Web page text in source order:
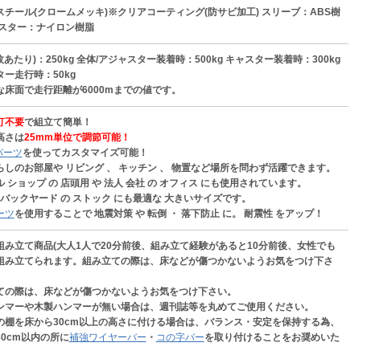
チール(クロームメッキ)※クリアコーティング(防サビ加工) スリーブ：ABS樹
ター：ナイロン樹脂
あたり)：250kg 全体/アジャスター装着時：500kg キャスター装着時：300kg
ー走行時：50kg
面で走行距離が6000mまでの値です。
不要で組立て簡単！
さは25mm単位で調節可能！
ーツを使ってカスタマイズ可能！
しのお部屋や リビング 、 キッチン 、 物置など場所を問わず活躍できます。
ショップ の 店頭用 や 法人 会社 の オフィス にも使用されています。
ックヤード の ストック にも最適な 大きいサイズです。
ツを使用することで 地震対策 や 転倒 ・ 落下防止 に。 耐震性 をアップ！
み立て商品(大人1人で20分前後、組み立て経験があると10分前後、女性でも
み立てられます。組み立ての際は、床などが傷つかないようお気をつけ下さ
の際は、床などが傷つかないようお気をつけ下さい。
マーや木製ハンマーが無い場合は、週刊誌等を丸めてご使用ください。
棚を床から30cm以上の高さに付ける場合は、バランス・安定を保持する為、
以内の所に補強ワイヤーバー ・ コの字バーを取り付けることをお奨めいた